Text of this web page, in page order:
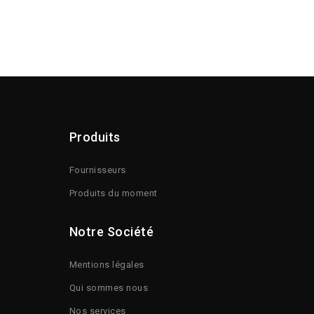
Produits
Fournisseurs
Produits du moment
Notre Société
Mentions légales
Qui sommes nous
Nos services